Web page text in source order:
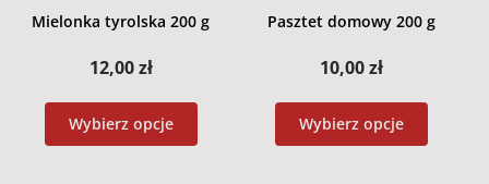
Mielonka tyrolska 200 g
12,00zł
Wybierz opcje
Pasztet domowy 200 g
10,00zł
Wybierz opcje